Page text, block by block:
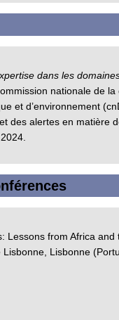
dans les
nationale de la
et d’environnement
des alertes en matière
Lessons from Africa and
Lisbonne, Lisbonne